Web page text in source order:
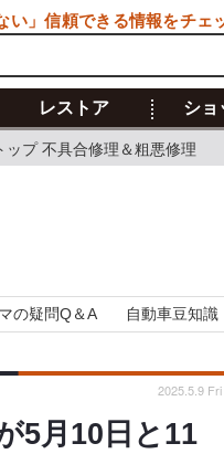
レストア ショ
ップ 不具合修理＆粗悪修理
の疑問Q＆A 自動車豆知識
5月10日と11
2025.5.9
い」信頼できる情報をチェ